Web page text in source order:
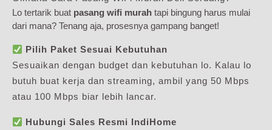
Lo tertarik buat pasang wifi murah tapi bingung harus mulai
dari mana? Tenang aja, prosesnya gampang banget!
Pilih Paket Sesuai Kebutuhan
Sesuaikan dengan budget dan kebutuhan lo. Kalau lo
butuh buat kerja dan streaming, ambil yang 50 Mbps
atau 100 Mbps biar lebih lancar.
Hubungi Sales Resmi IndiHome